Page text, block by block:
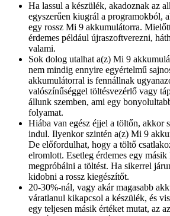
Ha lassul a készülék, akadoznak az
egyszerűen kiugrál a programokból,
egy rossz Mi 9 akkumulátorra.
érdemes például újraszoftverezni,
valami.
Sok dolog utalhat a(z) Mi 9
nem mindig ennyire egyértelmű
akkumulátorral is fennállnak
valószínűséggel töltésvezérlő vagy
állunk szemben, ami egy
folyamat.
Hiába van egész éjjel a töltőn, akkor
indul. Ilyenkor szintén a(z) Mi 9
De előfordulhat, hogy a töltő
elromlott. Esetleg érdemes egy
megpróbálni a töltést. Ha sikerrel
kidobni a rossz kiegészítőt.
20-30%-nál, vagy akár magasabb
váratlanul kikapcsol a készülék, és
egy teljesen másik értéket mutat, az